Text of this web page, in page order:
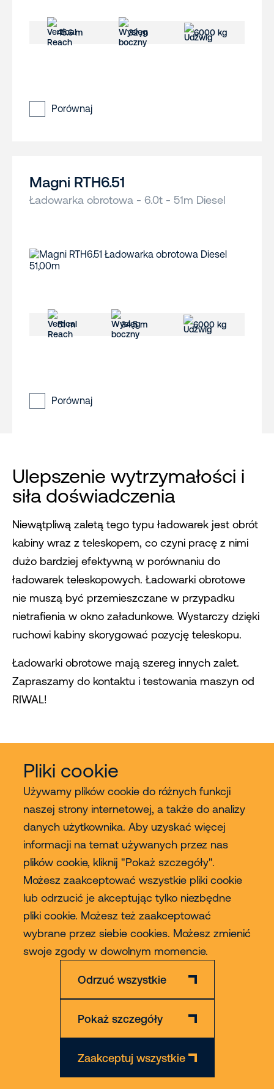
Pliki cookie
Używamy plików cookie do różnych funkcji
naszej strony internetowej, a także do analizy
danych użytkownika. Aby uzyskać więcej
informacji na temat używanych przez nas
plików cookie, kliknij "Pokaż szczegóły".
Możesz zaakceptować wszystkie pliki cookie
lub odrzucić je akceptując tylko niezbędne
pliki cookie. Możesz też zaakceptować
wybrane przez siebie cookies. Możesz zmienić
swoje zgody w dowolnym momencie.
Odrzuć wszystkie
Pokaż szczegóły
Zaakceptuj wszystkie
45.6 m 32 m 6000 kg
Porównaj
Magni RTH6.51
Ładowarka obrotowa - 6.0t - 51m Diesel
51 m 34.5 m 6000 kg
Porównaj
Ulepszenie wytrzymałości i
siła doświadczenia
Niewątpliwą zaletą tego typu ładowarek jest obrót
kabiny wraz z teleskopem, co czyni pracę z nimi
dużo bardziej efektywną w porównaniu do
ładowarek teleskopowych. Ładowarki obrotowe
nie muszą być przemieszczane w przypadku
nietrafienia w okno załadunkowe. Wystarczy dzięki
ruchowi kabiny skorygować pozycję teleskopu.
Ładowarki obrotowe mają szereg innych zalet.
Zapraszamy do kontaktu i testowania maszyn od
RIWAL!
Usługi
Sprzedaż
Contact
Więcej
© 2026 Riwal - All rights reserved